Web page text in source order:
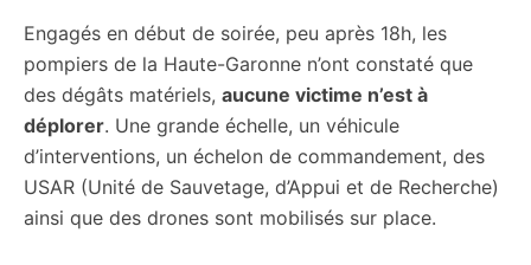
Engagés en début de soirée, peu après 18h, les
pompiers de la Haute-Garonne n’ont constaté que
des dégâts matériels, aucune victime n’est à
déplorer. Une grande échelle, un véhicule
d’interventions, un échelon de commandement, des
USAR (Unité de Sauvetage, d’Appui et de Recherche)
ainsi que des drones sont mobilisés sur place.